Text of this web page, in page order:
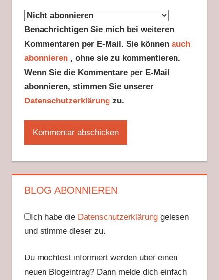
Benachrichtigen Sie mich bei weiteren
Kommentaren per E-Mail. Sie können auch
abonnieren , ohne sie zu kommentieren.
Wenn Sie die Kommentare per E-Mail
abonnieren, stimmen Sie unserer
Datenschutzerklärungzu.
BLOG ABONNIEREN
Ich habe die Datenschutzerklärunggelesen
und stimme dieser zu.
Du möchtest informiert werden über einen
neuen Blogeintrag? Dann melde dich einfach